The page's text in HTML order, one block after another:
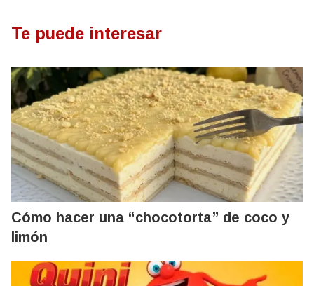
Te puede interesar
Cómo hacer una “chocotorta” de coco y
limón